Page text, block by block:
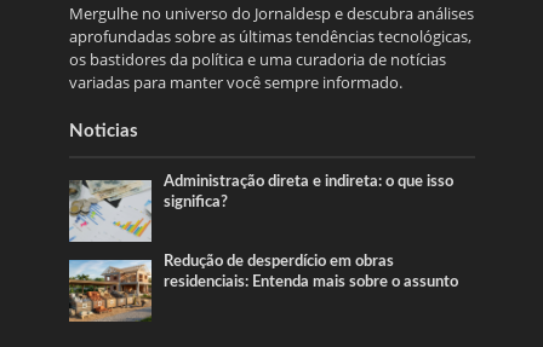
Mergulhe no universo do Jornaldesp e descubra análises
aprofundadas sobre as últimas tendências tecnológicas,
os bastidores da política e uma curadoria de notícias
variadas para manter você sempre informado.
Noticias
Administração direta e indireta: o que isso
significa?
Redução de desperdício em obras
residenciais: Entenda mais sobre o assunto